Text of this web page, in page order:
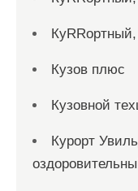
КуRRортный,
Кузов плюс
Кузовной
Курорт